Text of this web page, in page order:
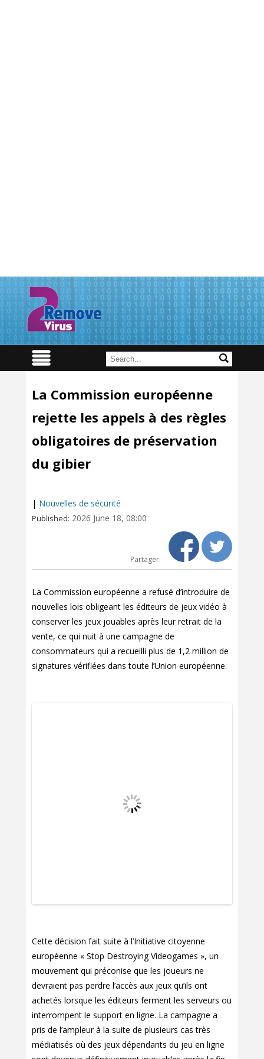
La Commission européenne
rejette les appels à des règles
obligatoires de préservation
du gibier
| Nouvelles de sécurité
Published: 2026 June 18, 08:00
Partager:
La Commission européenne a refusé d’introduire de
nouvelles lois obligeant les éditeurs de jeux vidéo à
conserver les jeux jouables après leur retrait de la
vente, ce qui nuit à une campagne de
consommateurs qui a recueilli plus de 1,2 million de
signatures vérifiées dans toute l’Union européenne.
Cette décision fait suite à l’Initiative citoyenne
européenne « Stop Destroying Videogames », un
mouvement qui préconise que les joueurs ne
devraient pas perdre l’accès aux jeux qu’ils ont
achetés lorsque les éditeurs ferment les serveurs ou
interrompent le support en ligne. La campagne a
pris de l’ampleur à la suite de plusieurs cas très
médiatisés où des jeux dépendants du jeu en ligne